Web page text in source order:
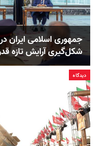
جمهوری اسلامی ایران
شکل‌گیری آرایش تازه
دیدگاه